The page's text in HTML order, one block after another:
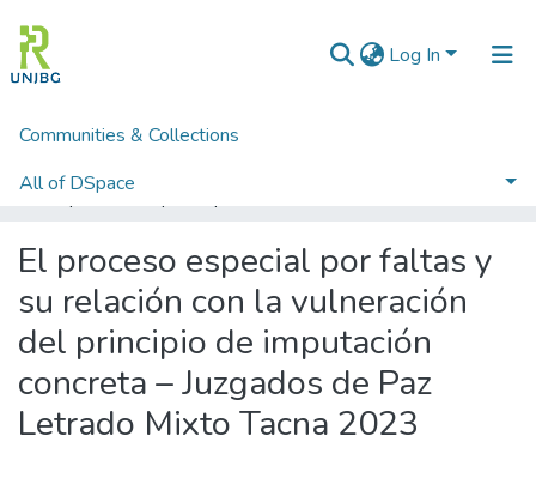
Log In
Communities & Collections
All of DSpace
Enviar tesis
Home PREGRADO
El proceso especial por faltas y
su relación con la vulneración
del principio de imputación
concreta – Juzgados de Paz
Letrado Mixto Tacna 2023